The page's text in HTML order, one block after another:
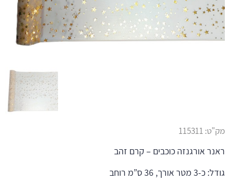
מק"ט: 115311
ראנר אורגנזה כוכבים – קרם זהב
גודל: כ-3 מטר אורך, 36 ס”מ רוחב